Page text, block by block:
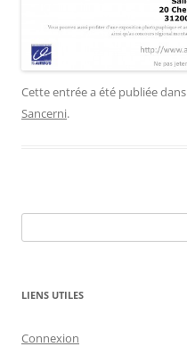
Cette entrée a été publiée dans
Sancerni.
LIENS UTILES
Connexion